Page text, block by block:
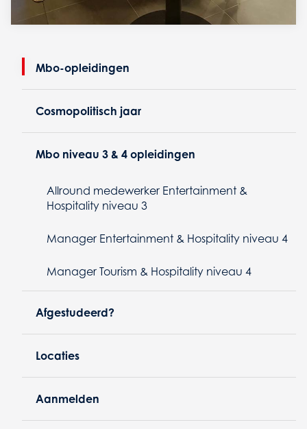
Mbo-opleidingen
Cosmopolitisch jaar
Mbo niveau 3 & 4 opleidingen
Allround medewerker Entertainment &
Hospitality niveau 3
Manager Entertainment & Hospitality niveau 4
Manager Tourism & Hospitality niveau 4
Afgestudeerd?
Locaties
Aanmelden